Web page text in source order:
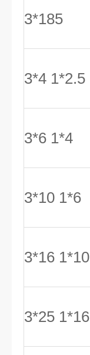
3*185
3*4 1*2.5
3*6 1*4
3*10 1*6
3*16 1*10
3*25 1*16